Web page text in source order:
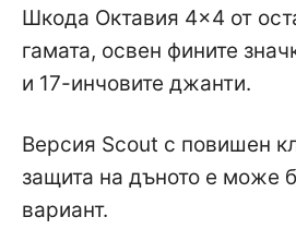
Шкода Октавия 4×4 от
гамата, освен фините
и 17-инчовите джанти.
Версия Scout с повишен
защита на дъното е може
вариант.